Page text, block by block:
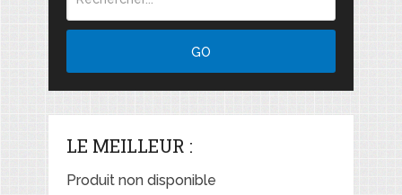
LE MEILLEUR :
Produit non disponible